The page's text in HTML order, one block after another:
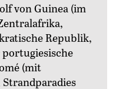
von Guinea (im
Republik,
portugiesische
(mit